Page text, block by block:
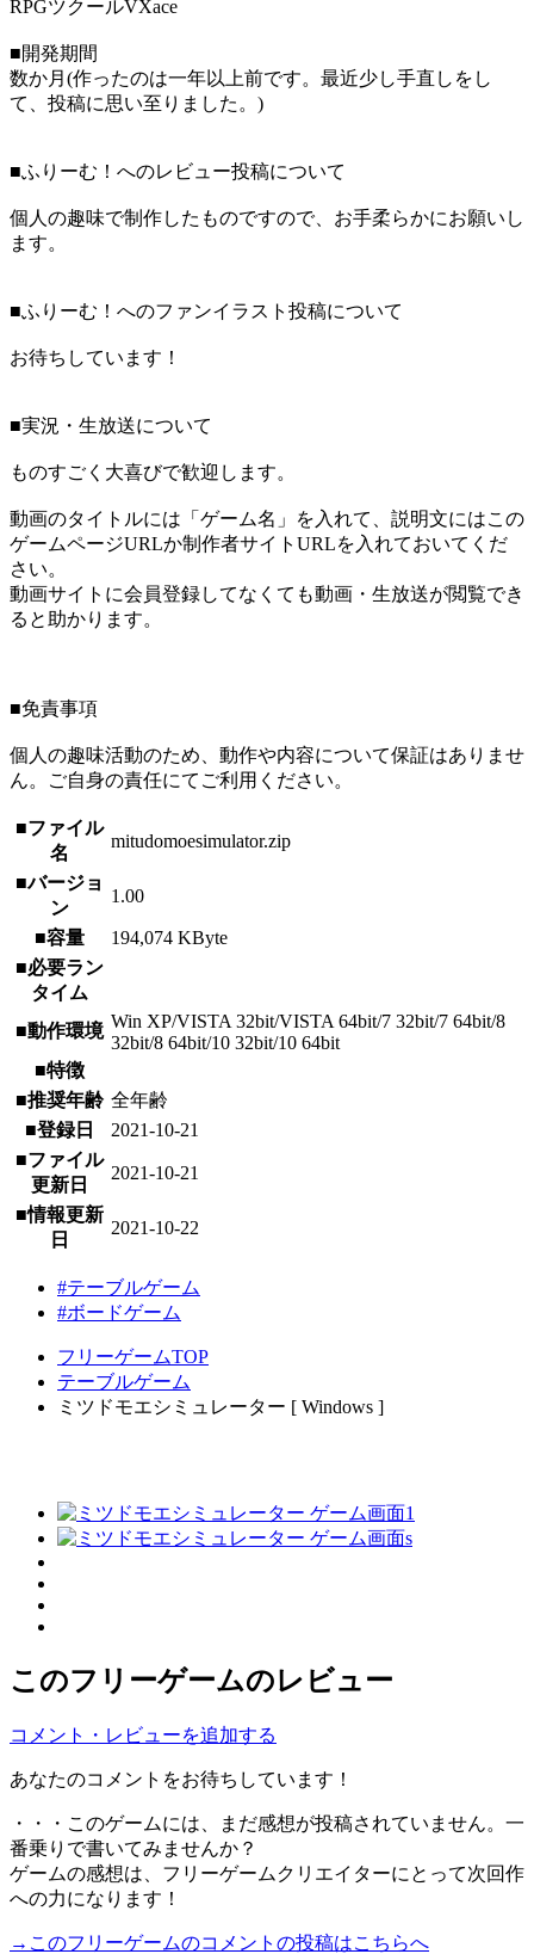
RPGツクールVXace
■開発期間
数か月(作ったのは一年以上前です。最近少し手直しをし
て、投稿に思い至りました。)
■ふりーむ！へのレビュー投稿について
個人の趣味で制作したものですので、お手柔らかにお願いし
ます。
■ふりーむ！へのファンイラスト投稿について
お待ちしています！
■実況・生放送について
ものすごく大喜びで歓迎します。
動画のタイトルには「ゲーム名」を入れて、説明文にはこの
ゲームページURLか制作者サイトURLを入れておいてくだ
さい。
動画サイトに会員登録してなくても動画・生放送が閲覧でき
ると助かります。
■免責事項
個人の趣味活動のため、動作や内容について保証はありませ
ん。ご自身の責任にてご利用ください。
■ファイル
名
mitudomoesimulator.zip
■バージョ
ン
1.00
■容量
194,074 KByte
■必要ラン
タイム
■動作環境 Win XP/VISTA 32bit/VISTA 64bit/7 32bit/7 64bit/8
32bit/8 64bit/10 32bit/10 64bit
■特徴
■推奨年齢 全年齢
■登録日
2021-10-21
■ファイル
更新日
2021-10-21
■情報更新
日
2021-10-22
#テーブルゲーム
#ボードゲーム
フリーゲームTOP
テーブルゲーム
ミツドモエシミュレーター [ Windows ]
このフリーゲームのレビュー
コメント・レビューを追加する
あなたのコメントをお待ちしています！
・・・このゲームには、まだ感想が投稿されていません。一
番乗りで書いてみませんか？
ゲームの感想は、フリーゲームクリエイターにとって次回作
への力になります！
→このフリーゲームのコメントの投稿はこちらへ